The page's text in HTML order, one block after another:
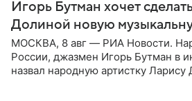
Игорь Бутман хочет
Долиной новую
МОСКВА, 8 авг — РИА Новости.
России, джазмен Игорь Бутман в
назвал народную артистку Ларису